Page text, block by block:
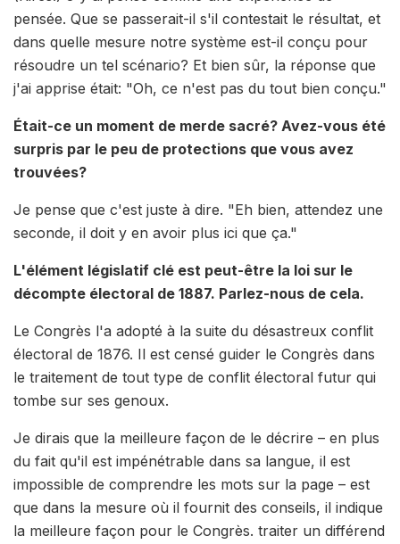
pensée. Que se passerait-il s'il contestait le résultat, et
dans quelle mesure notre système est-il conçu pour
résoudre un tel scénario? Et bien sûr, la réponse que
j'ai apprise était: "Oh, ce n'est pas du tout bien conçu."
Était-ce un moment de merde sacré? Avez-vous été
surpris par le peu de protections que vous avez
trouvées?
Je pense que c'est juste à dire. "Eh bien, attendez une
seconde, il doit y en avoir plus ici que ça."
L'élément législatif clé est peut-être la loi sur le
décompte électoral de 1887. Parlez-nous de cela.
Le Congrès l'a adopté à la suite du désastreux conflit
électoral de 1876. Il est censé guider le Congrès dans
le traitement de tout type de conflit électoral futur qui
tombe sur ses genoux.
Je dirais que la meilleure façon de le décrire – en plus
du fait qu'il est impénétrable dans sa langue, il est
impossible de comprendre les mots sur la page – est
que dans la mesure où il fournit des conseils, il indique
la meilleure façon pour le Congrès. traiter un différend